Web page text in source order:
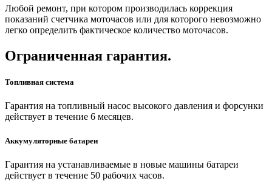
Любой ремонт, при котором производилась коррекция
показаний счетчика моточасов или для которого невозможно
легко определить фактическое количество моточасов.
Ограниченная гарантия.
Топливная система
Гарантия на топливный насос высокого давления и форсунки
действует в течение 6 месяцев.
Аккумуляторные батареи
Гарантия на устанавливаемые в новые машины батареи
действует в течение 50 рабочих часов.